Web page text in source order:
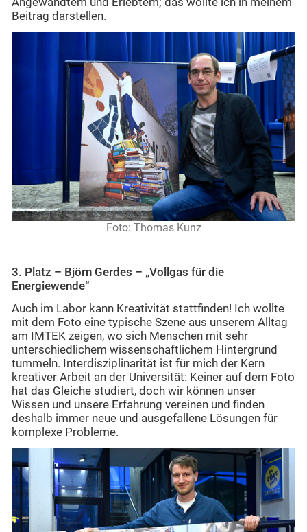
Beitrag darstellen.
Foto: Thomas Kunz
3. Platz – Björn Gerdes – „Vollgas für die
Energiewende“
Auch im Labor kann Kreativität stattfinden! Ich wollte
mit dem Foto eine typische Szene aus unserem Alltag
am IMTEK zeigen, wo sich Menschen mit sehr
unterschiedlichem wissenschaftlichem Hintergrund
tummeln. Interdisziplinarität ist für mich der Kern
kreativer Arbeit an der Universität: Keiner auf dem Foto
hat das Gleiche studiert, doch wir können unser
Wissen und unsere Erfahrung vereinen und finden
deshalb immer neue und ausgefallene Lösungen für
komplexe Probleme.